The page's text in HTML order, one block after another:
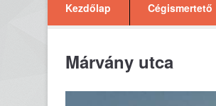
Kezdőlap Cégismertető
Márvány utca